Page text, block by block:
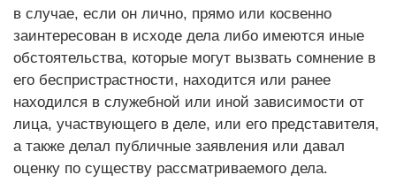
в случае, если он лично, прямо или косвенно
заинтересован в исходе дела либо имеются иные
обстоятельства, которые могут вызвать сомнение в
его беспристрастности, находится или ранее
находился в служебной или иной зависимости от
лица, участвующего в деле, или его представителя,
а также делал публичные заявления или давал
оценку по существу рассматриваемого дела.